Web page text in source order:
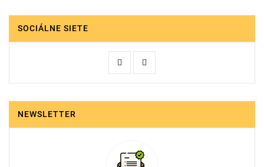
SOCIÁLNE SIETE
NEWSLETTER